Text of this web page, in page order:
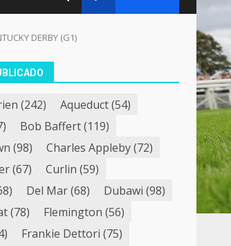
DERBY (G1)
(242) Aqueduct(54)
Bob Baffert(119)
(98) Charles Appleby(72)
(67) Curlin (59)
Del Mar(68) Dubawi (98)
(78) Flemington (56)
Frankie Dettori (75)